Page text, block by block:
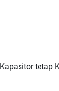
Kapasitor tetap